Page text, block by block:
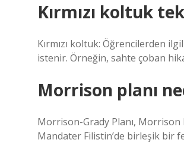
Kırmızı koltuk
Kırmızı koltuk: Öğrencilerden
istenir. Örneğin, sahte çoban
Morrison planı
Morrison-Grady Planı, Morrison
Mandater Filistin’de birleşik bir